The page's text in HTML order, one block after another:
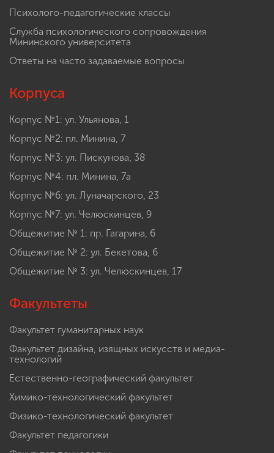
Психолого-педагогические классы
Служба психологического сопровождения
Мининского университета
Ответы на часто задаваемые вопросы
Корпуса
Корпус №1: ул. Ульянова, 1
Корпус №2: пл. Минина, 7
Корпус №3: ул. Пискунова, 38
Корпус №4: пл. Минина, 7а
Корпус №6: ул. Луначарского, 23
Корпус №7: ул. Челюскинцев, 9
Общежитие № 1: пр. Гагарина, 6
Общежитие № 2: ул. Бекетова, 6
Общежитие № 3: ул. Челюскинцев, 17
Факультеты
Факультет гуманитарных наук
Факультет дизайна, изящных искусств и медиа-
технологий
Естественно-географический факультет
Химико-технологический факультет
Физико-технологический факультет
Факультет педагогики